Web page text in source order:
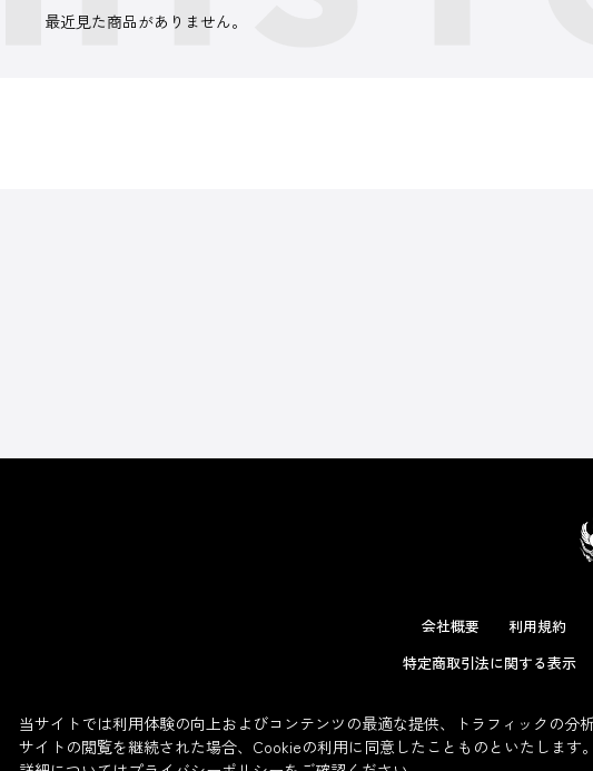
最近見た商品がありません。
会社概要 利用規約
特定商取引法に関する表示
当サイトでは利用体験の向上およびコンテンツの最適な提供、トラフィックの分
サイトの閲覧を継続された場合、Cookieの利用に同意したことものといたします。